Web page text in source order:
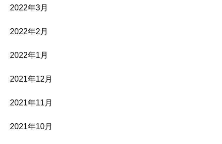
2022年3月
2022年2月
2022年1月
2021年12月
2021年11月
2021年10月